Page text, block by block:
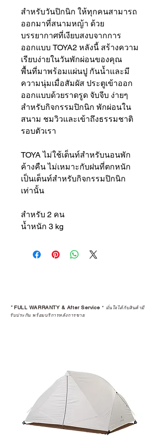
สำหรับวันปิกนิก ให้ทุกคนสามารถ
ออกมาที่สนามหญ้า ด้วย
บรรยากาศที่เงียบสงบจากการ
ออกแบบ TOYA2 หลังนี้ สร้างความ
เรียบง่ายในวันพักผ่อนของคุณ
พื้นที่มาพร้อมแผ่นปู กันน้ำและมี
ความนุ่มเมื่อสัมผัส ประตูเข้าออก
ออกแบบด้วยราดรูด จับจีบ ง่ายๆ
สำหรับกิจกรรมปิกนิก พักผ่อนใน
สนาม ชมวิวและเข้าถึงธรรมชาติ
รอบตัวเรา
TOYA ไม่ใช้เต็นท์สำหรับนอนพัก
ค้างคืน ไม่เหมาะกับฝนที่ตกหนัก
เป็นเต็นท์สำหรับกิจกรรมปิกนิก
เท่านั้น
สำหรับ 2 คน
น้ำหนัก 3 kg
*FULL WARRANTY & After Service * มั่นใจได้กับสินค้ามี
รับประกัน พร้อมบริการหลังการขาย